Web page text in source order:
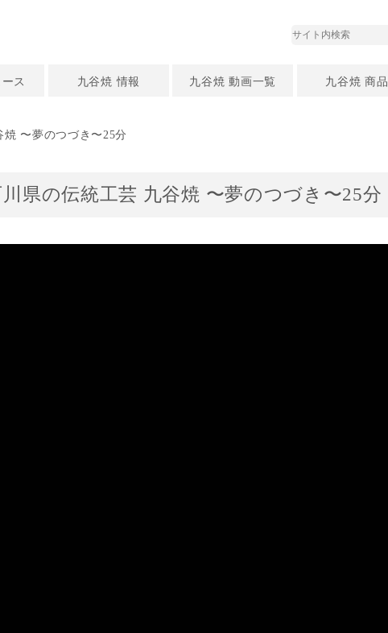
ス 九谷焼 情報 九谷焼 動画一覧 九谷焼 商品
〜夢のつづき〜25分
県の伝統工芸 九谷焼 〜夢のつづき〜25分